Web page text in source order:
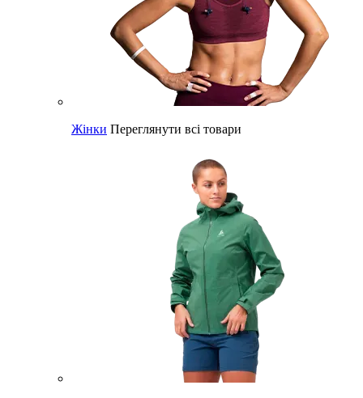
Жінки Переглянути всі товари